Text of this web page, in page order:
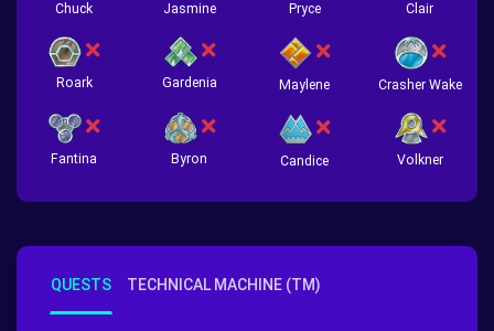
Chuck Jasmine Pryce Clair
Roark Gardenia Maylene Crasher Wake
Fantina Byron Candice Volkner
QUESTS TECHNICAL MACHINE (TM)